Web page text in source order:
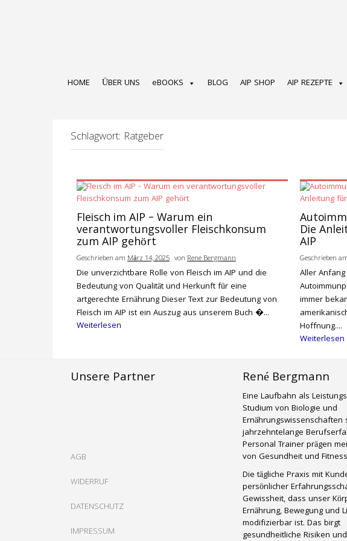
HOME ÜBER UNS eBOOKS BLOG AIP SHOP AIP REZEPTE
Schlagwort: Ratgeber
Fleisch im AIP – Warum ein
verantwortungsvoller Fleischkonsum
zum AIP gehört
Geschrieben am März 14, 2025 von Rene Bergmann
Die unverzichtbare Rolle von Fleisch im AIP und die
Bedeutung von Qualität und Herkunft für eine
artgerechte Ernährung Dieser Text zur Bedeutung von
Fleisch im AIP ist ein Auszug aus unserem Buch �...
Weiterlesen
Die
AIP
Geschrieben
Aller
immer
Hoffnung....
Weiterlesen
Unsere Partner
AGB
WIDERRUF
DATENSCHUTZ
IMPRESSUM
René Bergmann
Eine Laufbahn als
Studium von Biologie und
Ernährungswissenschaften
jahrzehntelange
Personal Trainer prägen
von Gesundheit und
Die tägliche Praxis mit
persönlicher
Gewissheit, dass unser
Ernährung, Bewegung und
modifizierbar ist. Das birgt
gesundheitliche Risiken